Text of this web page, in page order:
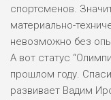
спортсменов.
материально-
невозможно без
А вот статус
прошлом году.
развивает Вадим